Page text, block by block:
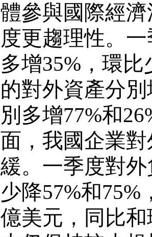
體參與國際經
度更趨理性。
多增35% ，環
的對外資產分
別多增77%和
面，我國企業
緩。一季度對
少降57%和75%
億美元，同比